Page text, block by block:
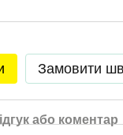
Замовити
або коментар